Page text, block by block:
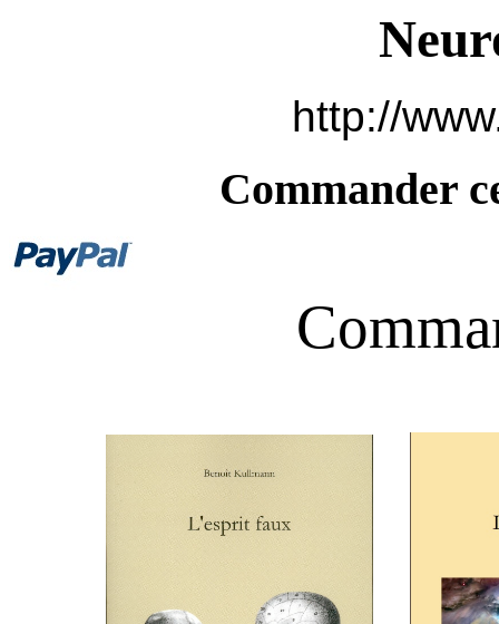
http://
Commander